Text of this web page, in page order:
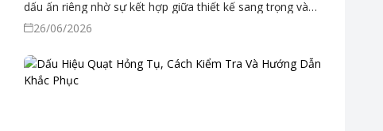
dấu ấn riêng nhờ sự kết hợp giữa thiết kế sang trọng và
công nghệ AI thông minh. Đây là sản phẩm thuộc dòng
Series 800 — phân khúc cao cấp của Electrolux — được
mà không phải dòng tủ nào cũng có. Bài viết dưới đây sẽ
phân tích chi tiết 6 tính năng nổi bật nhất của model
EQE5760B-B, giúp bạn hiểu rõ tại sao đây là lựa chọn xứng
26/06/2026